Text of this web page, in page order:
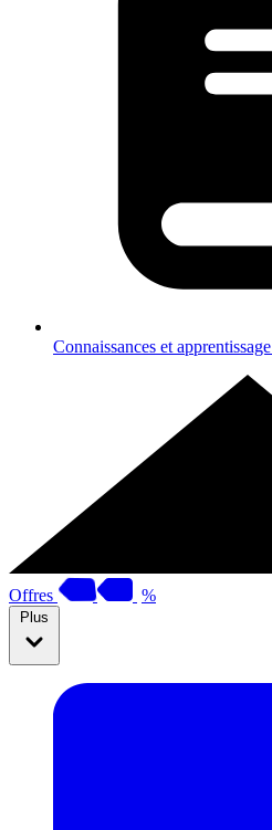
Connaissances et apprentissage
Offres %
Plus